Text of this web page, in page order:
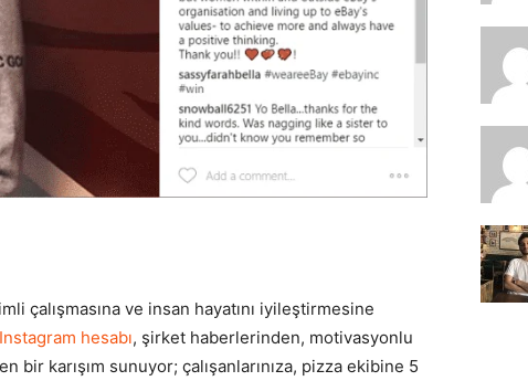
çalışmasına ve insan hayatını iyileştirmesine
hesabı, şirket haberlerinden, motivasyonlu
bir karışım sunuyor; çalışanlarınıza, pizza ekibine 5